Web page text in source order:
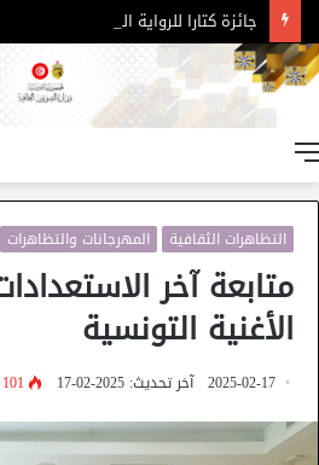
جائزة كتارا للرواية العربية – الدورة 11
التظاهرات الثقافية المهرجانات والتظاهرات
متابعة آخر
الأغنية التونسية
2025-02-17 آخر تحديث: 2025-02-17 101